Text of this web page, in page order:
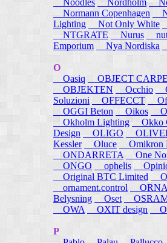
Noodles
Nordholm
Normann Copenhagen
Lighting
Not Only White
NTGRATE
Nurus nut
Emporium
Nya Nordiska
O
Oasiq
OBJECT
OBJEKTEN
Occhio
Soluzioni
OFFECCT
OGGI Beton
Oikos
Okholm Lighting
Okko
Design
OLIGO
Kessler
Oluce Omikron
ONDARRETA
One
ONGO
ophelis
Original BTC Limited
ornament.control
Belysning
Oset
OWA
OXIT design
P